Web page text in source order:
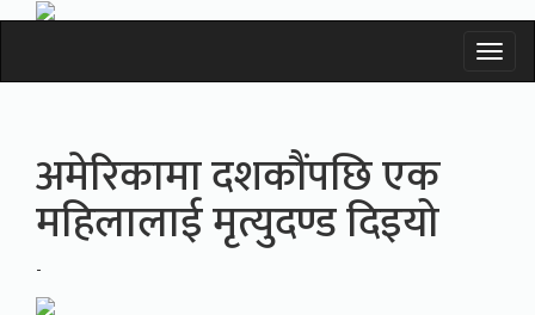
अमेरिकामा दशकौंपछि एक
महिलालाई मृत्युदण्ड दिइयो
-